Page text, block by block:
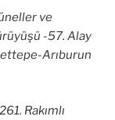
ve
-57. Alay
Arıburun
Rakımlı